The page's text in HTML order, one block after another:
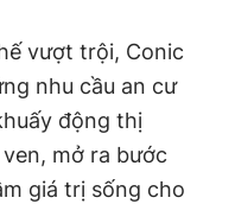
vượt trội, Conic
nhu cầu an cư
động thị
mở ra bước
giá trị sống cho